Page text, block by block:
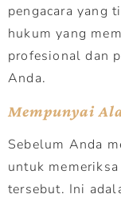
pengacara yang
hukum yang
profesional dan
Anda.
Mempunyai
Sebelum Anda
untuk
tersebut. Ini